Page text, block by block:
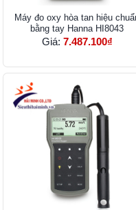
Máy đo oxy hòa tan hiệu
bằng tay Hanna HI8043
Giá: 7.487.100₫